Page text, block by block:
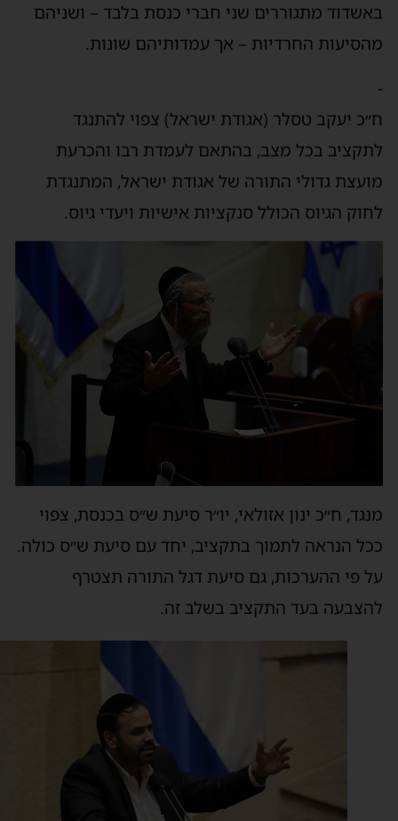
מתגוררים שני חברי כנסת בלבד – ושניהם
החרדיות – אך עמדותיהם שונות.
יעקב טסלר (אגודת ישראל) צפוי להתנגד
בכל מצב, בהתאם לעמדת רבו והכרעת
גדולי התורה של אגודת ישראל, המתנגדת
הגיוס הכולל סנקציות אישיות ויעדי גיוס.
ח״כ ינון אזולאי, יו״ר סיעת ש״ס בכנסת, צפוי
הנראה לתמוך בתקציב, יחד עם סיעת ש״ס כולה.
פי ההערכות, גם סיעת דגל התורה תצטרף
בעד התקציב בשלב זה.